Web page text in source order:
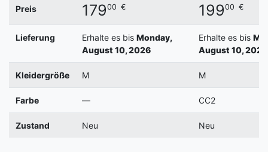
Preis 17900 € 19900 €
Lieferung Erhalte es bis Monday,
August 10, 2026
Erhalte es bis
August 10, 2026
Kleidergröße M M
Farbe — CC2
Zustand Neu Neu